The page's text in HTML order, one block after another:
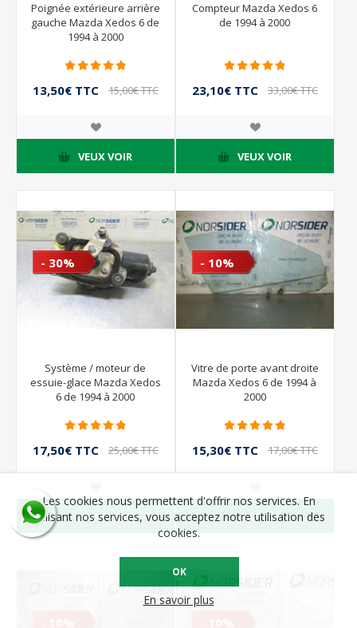
Poignée extérieure arrière
gauche Mazda Xedos 6 de
1994 à 2000
13,50€ TTC 15,00€ TTC
VEUX VOIR
Compteur Mazda Xedos 6
de 1994 à 2000
23,10€ TTC 33,00€ TTC
VEUX VOIR
- 30%
Système / moteur de
essuie-glace Mazda Xedos
6 de 1994 à 2000
17,50€ TTC 25,00€ TTC
VEUX VOIR
- 10%
Vitre de porte avant droite
Mazda Xedos 6 de 1994 à
2000
15,30€ TTC 17,00€ TTC
VEUX VOIR
Les cookies nous permettent d'offrir nos services. En
utilisant nos services, vous acceptez notre utilisation des
cookies.
OK
En savoir plus